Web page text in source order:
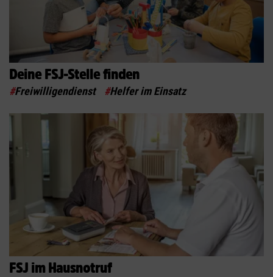
Deine FSJ-Stelle finden
#Freiwilligendienst #Helfer im Einsatz
FSJ im Hausnotruf